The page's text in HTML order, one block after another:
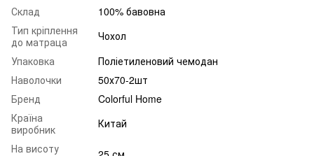
Склад
100% бавовна
Тип кріплення
до матраца
Чохол
Упаковка
Поліетиленовий чемодан
Наволочки
50х70-2шт
Бренд
Colorful Home
Країна
виробник
Китай
На висоту